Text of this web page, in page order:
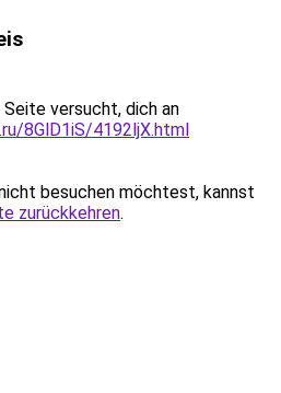
versucht, dich an
8GlD1iS/4192ljX.html
besuchen möchtest, kannst
zurückkehren.